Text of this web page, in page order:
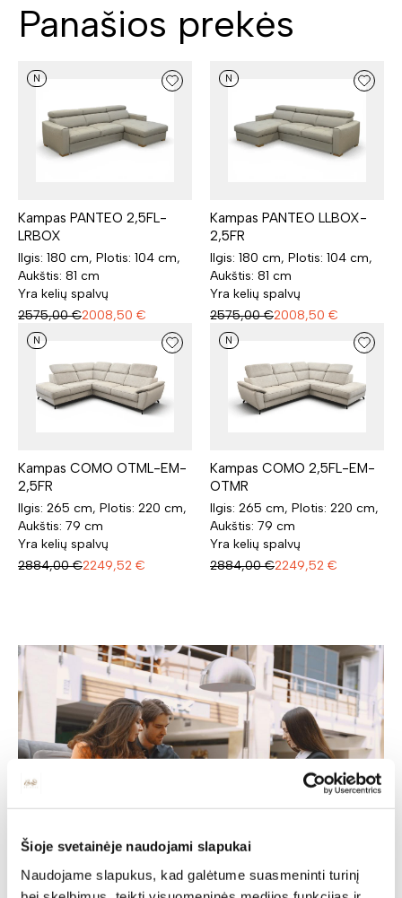
Šioje svetainėje naudojami slapukai
Naudojame slapukus, kad galėtume suasmeninti turinį
Panašios prekės
N
Kampas PANTEO 2,5FL-
LRBOX
Ilgis: 180 cm, Plotis: 104 cm,
Aukštis: 81 cm
Yra kelių spalvų
2575,00 €2008,50 €
N
Kampas PANTEO LLBOX-
2,5FR
Ilgis: 180 cm, Plotis: 104 cm,
Aukštis: 81 cm
Yra kelių spalvų
2575,00 €2008,50 €
N
Kampas COMO OTML-EM-
2,5FR
Ilgis: 265 cm, Plotis: 220 cm,
Aukštis: 79 cm
Yra kelių spalvų
2884,00 €2249,52 €
N
Kampas COMO 2,5FL-EM-
OTMR
Ilgis: 265 cm, Plotis: 220 cm,
Aukštis: 79 cm
Yra kelių spalvų
2884,00 €2249,52 €